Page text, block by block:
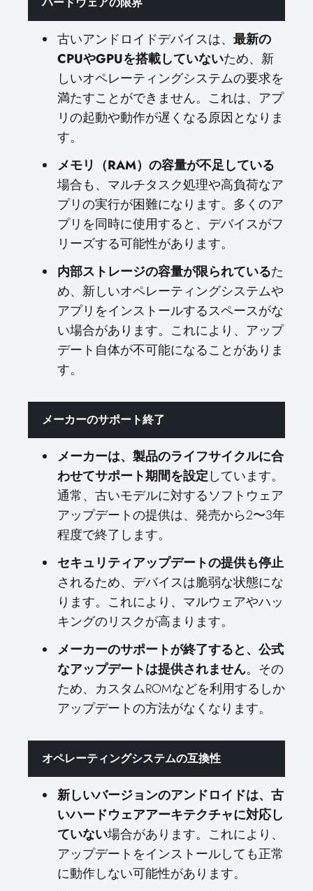
古いアンドロイドデバイスは、 最新の
CPUやGPUを搭載していないため、新
しいオペレーティングシステムの要求を
満たすことができません。これは、アプ
リの起動や動作が遅くなる原因となりま
す。
メモリ（RAM）の容量が不足している
場合も、マルチタスク処理や高負荷なア
プリの実行が困難になります。多くのア
プリを同時に使用すると、デバイスがフ
リーズする可能性があります。
内部ストレージの容量が限られているた
め、新しいオペレーティングシステムや
アプリをインストールするスペースがな
い場合があります。これにより、アップ
デート自体が不可能になることがありま
す。
メーカーのサポート終了
メーカーは、製品のライフサイクルに合
わせてサポート期間を設定しています。
通常、古いモデルに対するソフトウェア
アップデートの提供は、発売から2〜3年
程度で終了します。
セキュリティアップデートの提供も停止
されるため、デバイスは脆弱な状態にな
ります。これにより、マルウェアやハッ
キングのリスクが高まります。
メーカーのサポートが終了すると、公式
なアップデートは提供されません。その
ため、カスタムROMなどを利用するしか
アップデートの方法がなくなります。
オペレーティングシステムの互換性
新しいバージョンのアンドロイドは、古
いハードウェアアーキテクチャに対応し
ていない場合があります。これにより、
アップデートをインストールしても正常
に動作しない可能性があります。